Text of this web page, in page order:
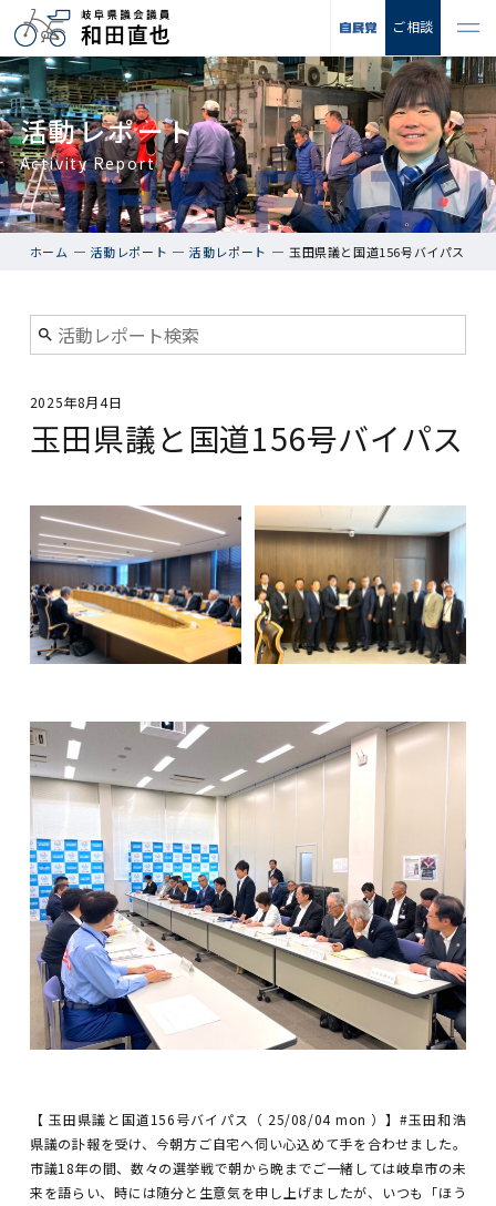
ご相談
活動レポート
Activity Report
ホーム 活動レポート 活動レポート 玉田県議と国道156号バイパス
2025年8月4日
玉田県議と国道156号バイパス
【 玉田県議と国道156号バイパス（ 25/08/04 mon ）】#玉田和浩
県議の訃報を受け、今朝方ご自宅へ伺い心込めて手を合わせました。
市議18年の間、数々の選挙戦で朝から晩までご一緒しては岐阜市の未
来を語らい、時には随分と生意気を申し上げましたが、いつも「ほう